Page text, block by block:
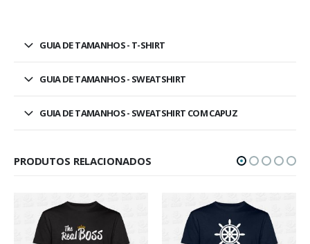
GUIA DE TAMANHOS - T-SHIRT
GUIA DE TAMANHOS - SWEATSHIRT
GUIA DE TAMANHOS - SWEATSHIRT COM CAPUZ
PRODUTOS RELACIONADOS